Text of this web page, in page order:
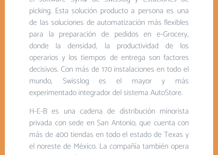
picking. Esta solución producto a persona es una
de las soluciones de automatización más flexibles
para la preparación de pedidos en e-Grocery,
donde la densidad, la productividad de los
operarios y los tiempos de entrega son factores
decisivos. Con más de 170 instalaciones en todo el
mundo, Swisslog es el mayor y más
experimentado integrador del sistema AutoStore.
H-E-B es una cadena de distribución minorista
privada con sede en San Antonio, que cuenta con
más de 400 tiendas en todo el estado de Texas y
el noreste de México. La compañía también opera